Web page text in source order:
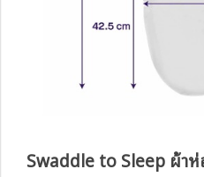
Swaddle to Sleep ผ้า